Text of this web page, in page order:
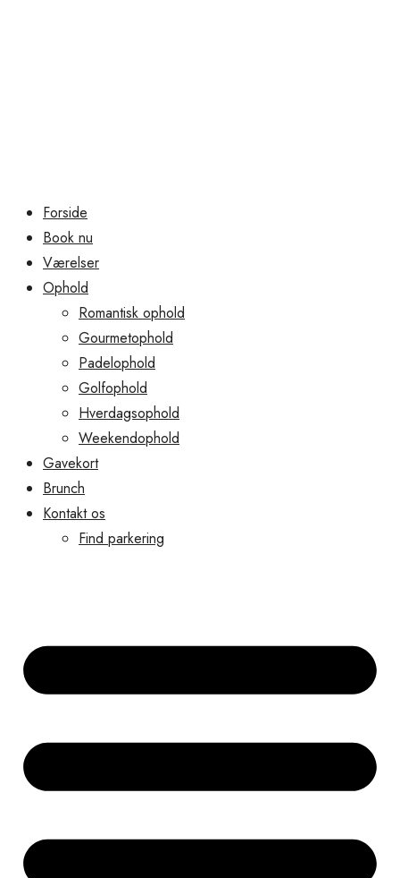
Forside
Book nu
Værelser
Ophold
Romantisk ophold
Gourmetophold
Padelophold
Golfophold
Hverdagsophold
Weekendophold
Gavekort
Brunch
Kontakt os
Find parkering